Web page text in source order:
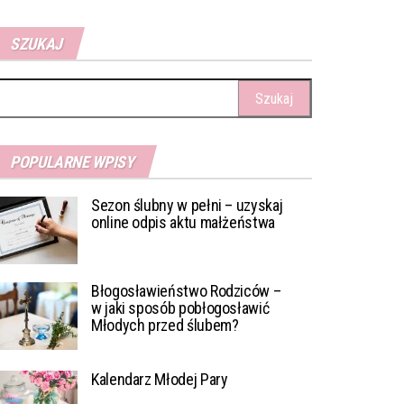
SZUKAJ
POPULARNE WPISY
Sezon ślubny w pełni – uzyskaj
online odpis aktu małżeństwa
Błogosławieństwo Rodziców –
w jaki sposób pobłogosławić
Młodych przed ślubem?
Kalendarz Młodej Pary